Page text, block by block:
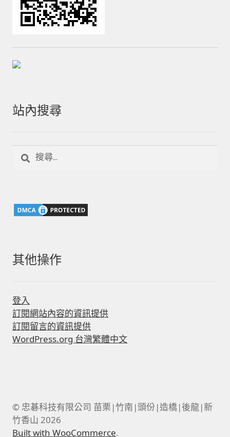
站內搜尋
字:
其他操作
登入
訂閱網站內容的資訊提供
訂閱留言的資訊提供
WordPress.org 台灣繁體中文
© 忠碁科技有限公司 苗栗|竹南|頭份|造橋|後龍|新
竹香山 2026
Built with WooCommerce.